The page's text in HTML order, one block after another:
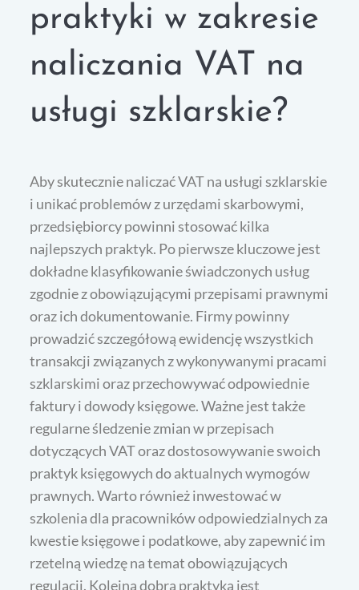
praktyki w zakresie
naliczania VAT na
usługi szklarskie?
Aby skutecznie naliczać VAT na usługi szklarskie
i unikać problemów z urzędami skarbowymi,
przedsiębiorcy powinni stosować kilka
najlepszych praktyk. Po pierwsze kluczowe jest
dokładne klasyfikowanie świadczonych usług
zgodnie z obowiązującymi przepisami prawnymi
oraz ich dokumentowanie. Firmy powinny
prowadzić szczegółową ewidencję wszystkich
transakcji związanych z wykonywanymi pracami
szklarskimi oraz przechowywać odpowiednie
faktury i dowody księgowe. Ważne jest także
regularne śledzenie zmian w przepisach
dotyczących VAT oraz dostosowywanie swoich
praktyk księgowych do aktualnych wymogów
prawnych. Warto również inwestować w
szkolenia dla pracowników odpowiedzialnych za
kwestie księgowe i podatkowe, aby zapewnić im
rzetelną wiedzę na temat obowiązujących
regulacji. Kolejną dobrą praktyką jest